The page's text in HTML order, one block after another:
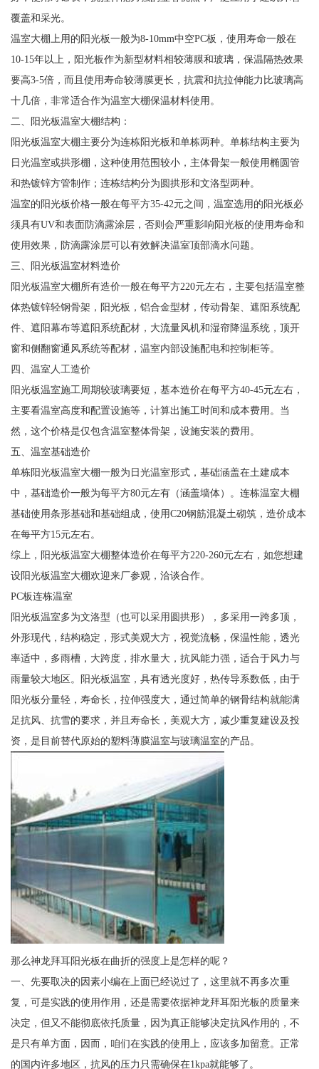
覆盖和采光。
温室大棚上用的阳光板一般为8-10mm中空PC板，使用寿命一般在
10-15年以上，阳光板作为新型材料相较薄膜和玻璃，保温隔热效果
要高3-5倍，而且使用寿命较薄膜更长，抗震和抗拉伸能力比玻璃高
十几倍，非常适合作为温室大棚保温材料使用。
二、阳光板温室大棚结构：
阳光板温室大棚主要分为连栋阳光板和单栋两种。单栋结构主要为
日光温室或拱形棚，这种使用范围较小，主体骨架一般使用椭圆管
和热镀锌方管制作；连栋结构分为圆拱形和文洛型两种。
温室的阳光板价格一般在每平方35-42元之间，温室选用的阳光板必
须具有UV和表面防滴露涂层，否则会严重影响阳光板的使用寿命和
使用效果，防滴露涂层可以有效解决温室顶部滴水问题。
三、阳光板温室材料造价
阳光板温室大棚所有造价一般在每平方220元左右，主要包括温室整
体热镀锌轻钢骨架，阳光板，铝合金型材，传动骨架、遮阳系统配
件、遮阳幕布等遮阳系统配材，大流量风机和湿帘降温系统，顶开
窗和侧翻窗通风系统等配材，温室内部设施配电和控制柜等。
四、温室人工造价
阳光板温室施工周期较玻璃要短，基本造价在每平方40-45元左右，
主要看温室高度和配置设施等，计算出施工时间和成本费用。当
然，这个价格是仅包含温室整体骨架，设施安装的费用。
五、温室基础造价
单栋阳光板温室大棚一般为日光温室形式，基础涵盖在土建成本
中，基础造价一般为每平方80元左有（涵盖墙体）。连栋温室大棚
基础使用条形基础和基础组成，使用C20钢筋混凝土砌筑，造价成本
在每平方15元左右。
综上，阳光板温室大棚整体造价在每平方220-260元左右，如您想建
设阳光板温室大棚欢迎来厂参观，洽谈合作。
PC板连栋温室
阳光板温室多为文洛型（也可以采用圆拱形），多采用一跨多顶，
外形现代，结构稳定，形式美观大方，视觉流畅，保温性能，透光
率适中，多雨槽，大跨度，排水量大，抗风能力强，适合于风力与
雨量较大地区。阳光板温室，具有透光度好，热传导系数低，由于
阳光板分量轻，寿命长，拉伸强度大，通过简单的钢骨结构就能满
足抗风、抗雪的要求，并且寿命长，美观大方，减少重复建设及投
资，是目前替代原始的塑料薄膜温室与玻璃温室的产品。
那么神龙拜耳阳光板在曲折的强度上是怎样的呢？
一、先要取决的因素小编在上面已经说过了，这里就不再多次重
复，可是实践的使用作用，还是需要依据神龙拜耳阳光板的质量来
决定，但又不能彻底依托质量，因为真正能够决定抗风作用的，不
是只有单方面，因而，咱们在实践的使用上，应该多加留意。正常
的国内许多地区，抗风的压力只需确保在1kpa就能够了。